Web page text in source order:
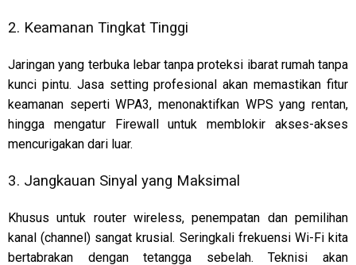
2. Keamanan Tingkat Tinggi
Jaringan yang terbuka lebar tanpa proteksi ibarat rumah tanpa
kunci pintu. Jasa setting profesional akan memastikan fitur
keamanan seperti WPA3, menonaktifkan WPS yang rentan,
hingga mengatur Firewall untuk memblokir akses-akses
mencurigakan dari luar.
3. Jangkauan Sinyal yang Maksimal
Khusus untuk router wireless, penempatan dan pemilihan
kanal (channel) sangat krusial. Seringkali frekuensi Wi-Fi kita
bertabrakan dengan tetangga sebelah. Teknisi akan